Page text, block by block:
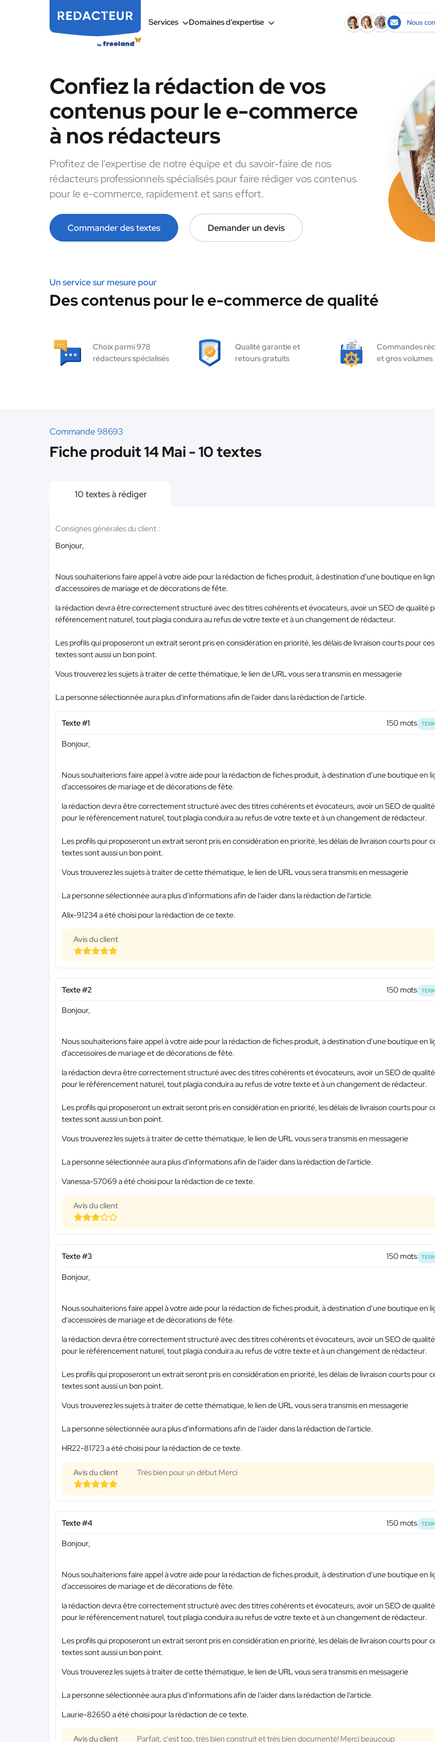
Services Domaines d’expertise Nous
Confiez la rédaction de vos
contenus pour le e-commerce
à nos rédacteurs
Profitez de l'expertise de notre équipe et du savoir-faire de nos
rédacteurs professionnels spécialisés pour faire rédiger vos contenus
pour le e-commerce, rapidement et sans effort.
Commander des textes Demander un devis
Un service sur mesure pour
Des contenus pour le e-commerce de qualité
Choix parmi 978
rédacteurs spécialisés
Qualité garantie et
retours gratuits
Commandes
et gros volumes
Commande 98693
Fiche produit 14 Mai - 10 textes
10 textes à rédiger
Consignes générales du client :
Bonjour,
Nous souhaiterions faire appel à votre aide pour la rédaction de fiches produit, à destination d’une boutique en
d'accessoires de mariage et de décorations de fête.
la rédaction devra être correctement structuré avec des titres cohérents et évocateurs, avoir un SEO de qualité
référencement naturel, tout plagia conduira au refus de votre texte et à un changement de rédacteur.
Les profils qui proposeront un extrait seront pris en considération en priorité, les délais de livraison courts pour ces
textes sont aussi un bon point.
Vous trouverez les sujets à traiter de cette thématique, le lien de URL vous sera transmis en messagerie
La personne sélectionnée aura plus d’informations afin de l’aider dans la rédaction de l’article.
Texte #1 150 mots
Bonjour,
Nous souhaiterions faire appel à votre aide pour la rédaction de fiches produit, à destination d’une boutique en
d'accessoires de mariage et de décorations de fête.
la rédaction devra être correctement structuré avec des titres cohérents et évocateurs, avoir un SEO de qualité
pour le référencement naturel, tout plagia conduira au refus de votre texte et à un changement de rédacteur.
Les profils qui proposeront un extrait seront pris en considération en priorité, les délais de livraison courts pour
textes sont aussi un bon point.
Vous trouverez les sujets à traiter de cette thématique, le lien de URL vous sera transmis en messagerie
La personne sélectionnée aura plus d’informations afin de l’aider dans la rédaction de l’article.
Alix-91234 a été choisi pour la rédaction de ce texte.
Avis du client
Texte #2 150 mots
Bonjour,
Nous souhaiterions faire appel à votre aide pour la rédaction de fiches produit, à destination d’une boutique en
d'accessoires de mariage et de décorations de fête.
la rédaction devra être correctement structuré avec des titres cohérents et évocateurs, avoir un SEO de qualité
pour le référencement naturel, tout plagia conduira au refus de votre texte et à un changement de rédacteur.
Les profils qui proposeront un extrait seront pris en considération en priorité, les délais de livraison courts pour
textes sont aussi un bon point.
Vous trouverez les sujets à traiter de cette thématique, le lien de URL vous sera transmis en messagerie
La personne sélectionnée aura plus d’informations afin de l’aider dans la rédaction de l’article.
Vanessa-57069 a été choisi pour la rédaction de ce texte.
Avis du client
Texte #3 150 mots
Bonjour,
Nous souhaiterions faire appel à votre aide pour la rédaction de fiches produit, à destination d’une boutique en
d'accessoires de mariage et de décorations de fête.
la rédaction devra être correctement structuré avec des titres cohérents et évocateurs, avoir un SEO de qualité
pour le référencement naturel, tout plagia conduira au refus de votre texte et à un changement de rédacteur.
Les profils qui proposeront un extrait seront pris en considération en priorité, les délais de livraison courts pour
textes sont aussi un bon point.
Vous trouverez les sujets à traiter de cette thématique, le lien de URL vous sera transmis en messagerie
La personne sélectionnée aura plus d’informations afin de l’aider dans la rédaction de l’article.
HR22-81723 a été choisi pour la rédaction de ce texte.
Avis du client Très bien pour un début Merci
Texte #4 150 mots
Bonjour,
Nous souhaiterions faire appel à votre aide pour la rédaction de fiches produit, à destination d’une boutique en
d'accessoires de mariage et de décorations de fête.
la rédaction devra être correctement structuré avec des titres cohérents et évocateurs, avoir un SEO de qualité
pour le référencement naturel, tout plagia conduira au refus de votre texte et à un changement de rédacteur.
Les profils qui proposeront un extrait seront pris en considération en priorité, les délais de livraison courts pour
textes sont aussi un bon point.
Vous trouverez les sujets à traiter de cette thématique, le lien de URL vous sera transmis en messagerie
La personne sélectionnée aura plus d’informations afin de l’aider dans la rédaction de l’article.
Laurie-82650 a été choisi pour la rédaction de ce texte.
Avis du client Parfait, c'est top, très bien construit et très bien documenté! Merci beaucoup